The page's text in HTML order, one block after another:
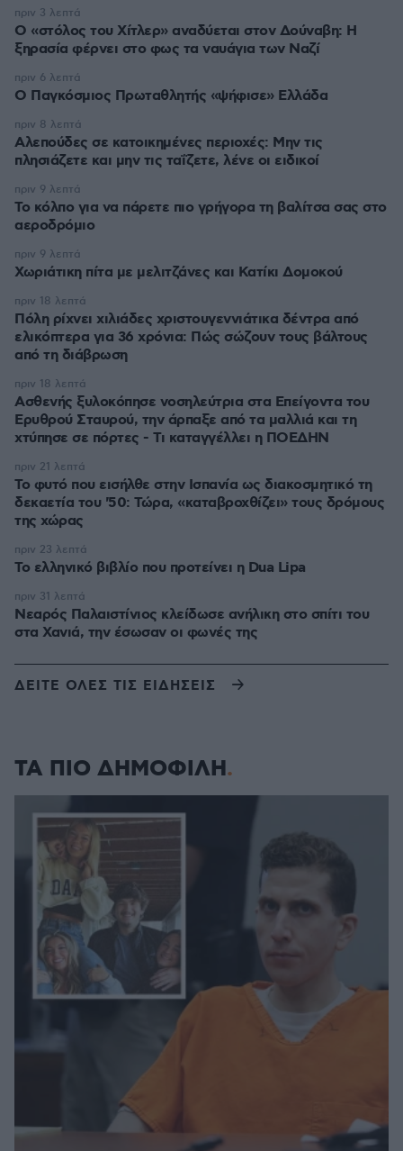
Ο «στόλος του Χίτλερ» αναδύεται στον Δούναβη: Η
ξηρασία φέρνει στο φως τα ναυάγια των Ναζί
πριν 3 λεπτά
Ο Παγκόσμιος Πρωταθλητής «ψήφισε» Ελλάδα
πριν 6 λεπτά
Αλεπούδες σε κατοικημένες περιοχές: Μην τις
πλησιάζετε και μην τις ταΐζετε, λένε οι ειδικοί
πριν 8 λεπτά
Το κόλπο για να πάρετε πιο γρήγορα τη βαλίτσα σας στο
αεροδρόμιο
πριν 9 λεπτά
Χωριάτικη πίτα με μελιτζάνες και Κατίκι Δομοκού
πριν 9 λεπτά
Πόλη ρίχνει χιλιάδες χριστουγεννιάτικα δέντρα από
ελικόπτερα για 36 χρόνια: Πώς σώζουν τους βάλτους
από τη διάβρωση
πριν 18 λεπτά
Ασθενής ξυλοκόπησε νοσηλεύτρια στα Επείγοντα του
Ερυθρού Σταυρού, την άρπαξε από τα μαλλιά και τη
χτύπησε σε πόρτες - Τι καταγγέλλει η ΠΟΕΔΗΝ
πριν 18 λεπτά
Το φυτό που εισήλθε στην Ισπανία ως διακοσμητικό τη
δεκαετία του '50: Τώρα, «καταβροχθίζει» τους δρόμους
της χώρας
πριν 21 λεπτά
Το ελληνικό βιβλίο που προτείνει η Dua Lipa
πριν 23 λεπτά
Νεαρός Παλαιστίνιος κλείδωσε ανήλικη στο σπίτι του
στα Χανιά, την έσωσαν οι φωνές της
πριν 31 λεπτά
ΔΕΙΤΕ ΟΛΕΣ ΤΙΣ ΕΙΔΗΣΕΙΣ
ΤΑ ΠΙΟ ΔΗΜΟΦΙΛΗ